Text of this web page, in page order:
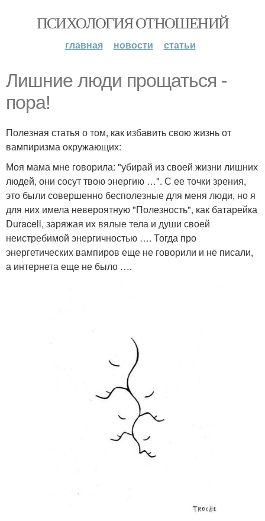
ПСИХОЛОГИЯ ОТНОШЕНИЙ
главная новости статьи
Лишние люди прощаться -
пора!
Полезная статья о том, как избавить свою жизнь от
вампиризма окружающих:
Моя мама мне говорила: "убирай из своей жизни лишних
людей, они сосут твою энергию …". С ее точки зрения,
это были совершенно бесполезные для меня люди, но я
для них имела невероятную "Полезность", как батарейка
Duracell, заряжая их вялые тела и души своей
неистребимой энергичностью …. Тогда про
энергетических вампиров еще не говорили и не писали,
а интернета еще не было ….